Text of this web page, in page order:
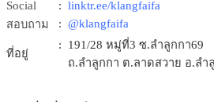
Social
: linktr.ee/klangfaifa
สอบถาม
: @klangfaifa
ที่อยู่
: 191/28 หมู่ที่3 ซ.ลำลูกกา69
ถ.ลำลูกกา ต.ลาดสวาย อ.ลำ